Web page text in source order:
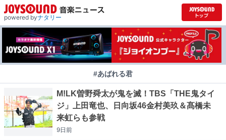
powered byナタリー
#あばれる君
M!LK曽野舜太が鬼を滅！TBS「THE鬼タイ
ジ」上田竜也、日向坂46金村美玖＆髙橋未
来虹らも参戦
9日前